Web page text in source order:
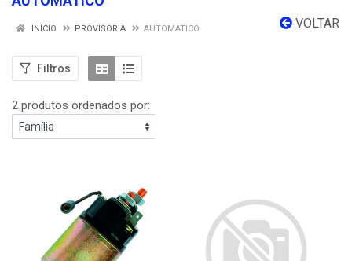
VOLTAR
INÍCIO PROVISORIA AUTOMATICO
Filtros
2 produtos ordenados por: